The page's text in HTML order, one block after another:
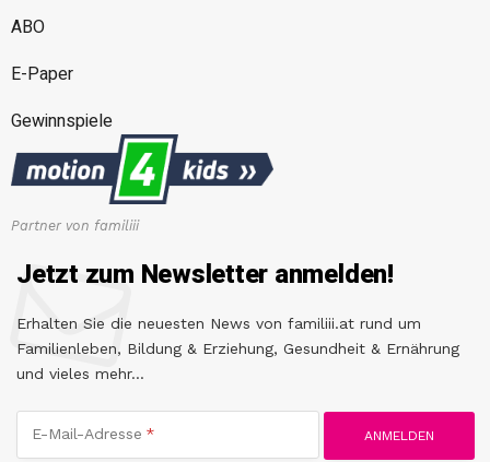
ABO
E-Paper
Gewinnspiele
Partner von familiii
Jetzt zum Newsletter anmelden!
Erhalten Sie die neuesten News von familiii.at rund um
Familienleben, Bildung & Erziehung, Gesundheit & Ernährung
und vieles mehr...
E-Mail-Adresse